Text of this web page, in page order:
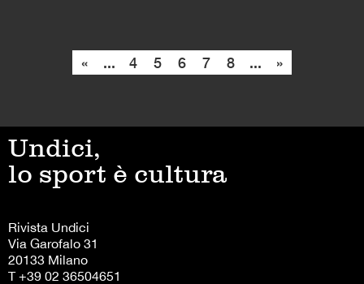
« ... 4 5 6 7 8 ... »
Undici,
lo sport è cultura
Rivista Undici
Via Garofalo 31
20133 Milano
T +39 02 36504651